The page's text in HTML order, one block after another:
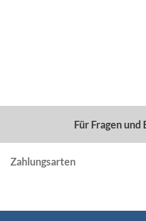
Für Fragen und
Zahlungsarten